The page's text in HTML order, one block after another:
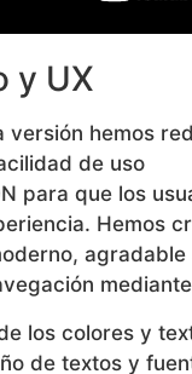
y UX
versión hemos
de uso
para que los
Hemos
agradable
los colores y
de textos y